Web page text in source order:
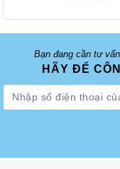
Bạn đang cần tư
HÃY ĐỂ